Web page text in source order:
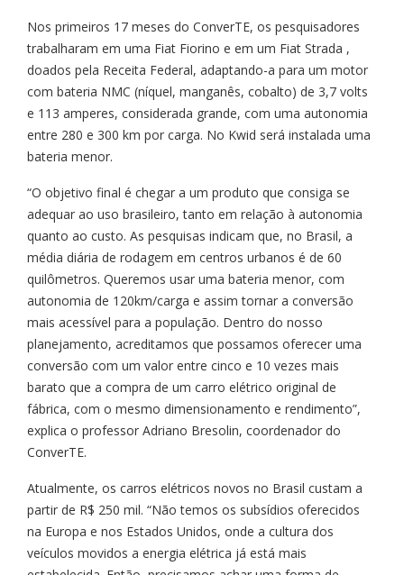
Nos primeiros 17 meses do ConverTE, os pesquisadores
trabalharam em uma Fiat Fiorino e em um Fiat Strada ,
doados pela Receita Federal, adaptando-a para um motor
com bateria NMC (níquel, manganês, cobalto) de 3,7 volts
e 113 amperes, considerada grande, com uma autonomia
entre 280 e 300 km por carga. No Kwid será instalada uma
bateria menor.
“O objetivo final é chegar a um produto que consiga se
adequar ao uso brasileiro, tanto em relação à autonomia
quanto ao custo. As pesquisas indicam que, no Brasil, a
média diária de rodagem em centros urbanos é de 60
quilômetros. Queremos usar uma bateria menor, com
autonomia de 120km/carga e assim tornar a conversão
mais acessível para a população. Dentro do nosso
planejamento, acreditamos que possamos oferecer uma
conversão com um valor entre cinco e 10 vezes mais
barato que a compra de um carro elétrico original de
fábrica, com o mesmo dimensionamento e rendimento”,
explica o professor Adriano Bresolin, coordenador do
ConverTE.
Atualmente, os carros elétricos novos no Brasil custam a
partir de R$ 250 mil. “Não temos os subsídios oferecidos
na Europa e nos Estados Unidos, onde a cultura dos
veículos movidos a energia elétrica já está mais